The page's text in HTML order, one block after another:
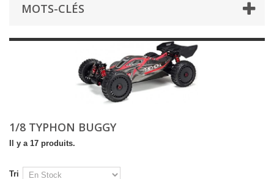
MOTS-CLÉS
1/8 TYPHON BUGGY
Il y a 17 produits.
Tri